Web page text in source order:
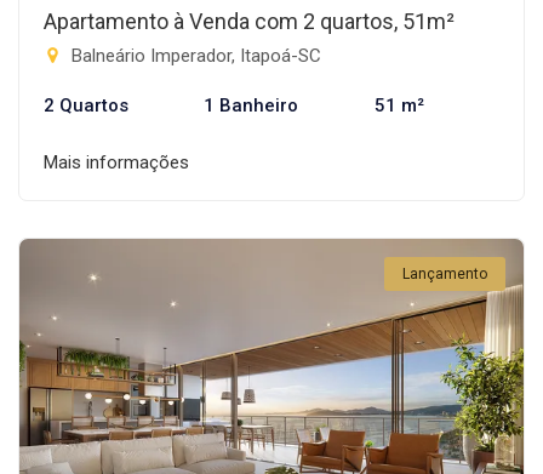
Apartamento à Venda com 2 quartos, 51m²
Balneário Imperador, Itapoá-SC
2 Quartos 1 Banheiro 51 m²
Mais informações
Lançamento